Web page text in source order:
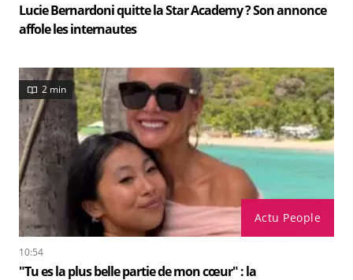
Lucie Bernardoni quitte la Star Academy ? Son annonce
affole les internautes
Actu People
2 min
10:54
"Tu es la plus belle partie de mon cœur" : la